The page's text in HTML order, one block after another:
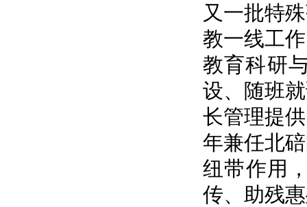
又一批特
教一线工
教育科研
设、随班
长管理提
年兼任北
纽带作用
传、助残